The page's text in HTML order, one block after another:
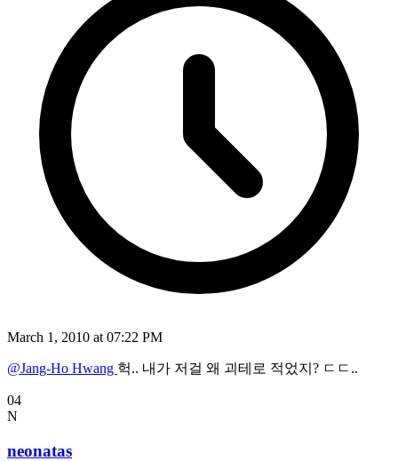
March 1, 2010 at 07:22 PM
@Jang-Ho Hwang 헉.. 내가 저걸 왜 괴테로 적었지? ㄷㄷ..
04
N
neonatas